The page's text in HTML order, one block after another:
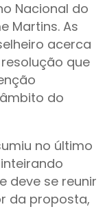
Nacional do
Martins. As
acerca
que
do
no último
deve se reunir
da proposta,